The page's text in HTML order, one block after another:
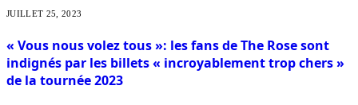
JUILLET 25, 2023
« Vous nous volez tous »: les fans de The Rose sont
indignés par les billets « incroyablement trop chers »
de la tournée 2023